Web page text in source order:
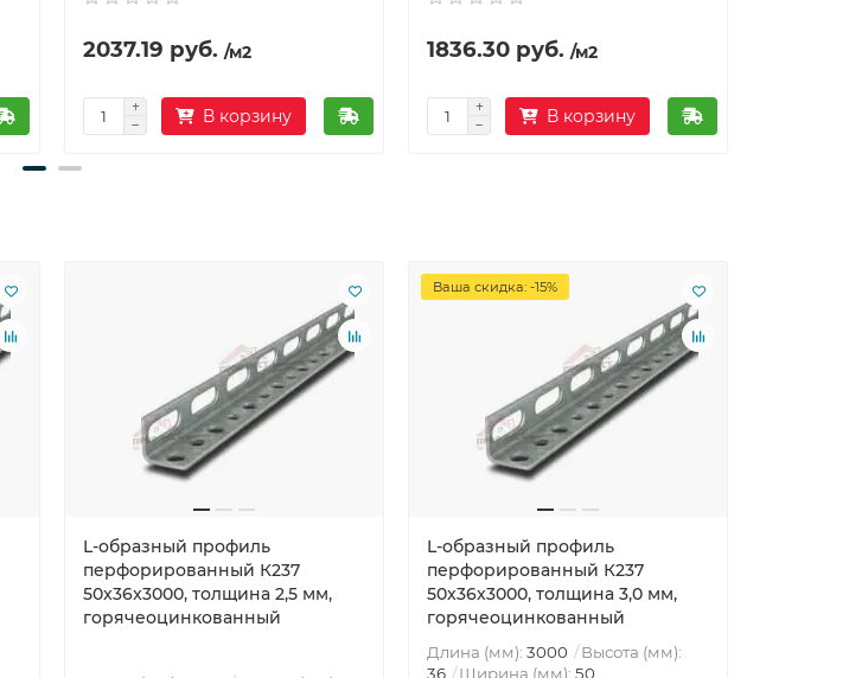
2037.19 руб. /м2
В корзину
1836.30 руб. /м2
В корзину
L-образный профиль
перфорированный К237
50x36x3000, толщина 2,5 мм,
горячеоцинкованный
Ваша скидка: -15%
L-образный профиль
перфорированный К237
50x36x3000, толщина 3,0 мм,
горячеоцинкованный
Длина (мм): 3000
Высота (мм):
36
Ширина (мм): 50